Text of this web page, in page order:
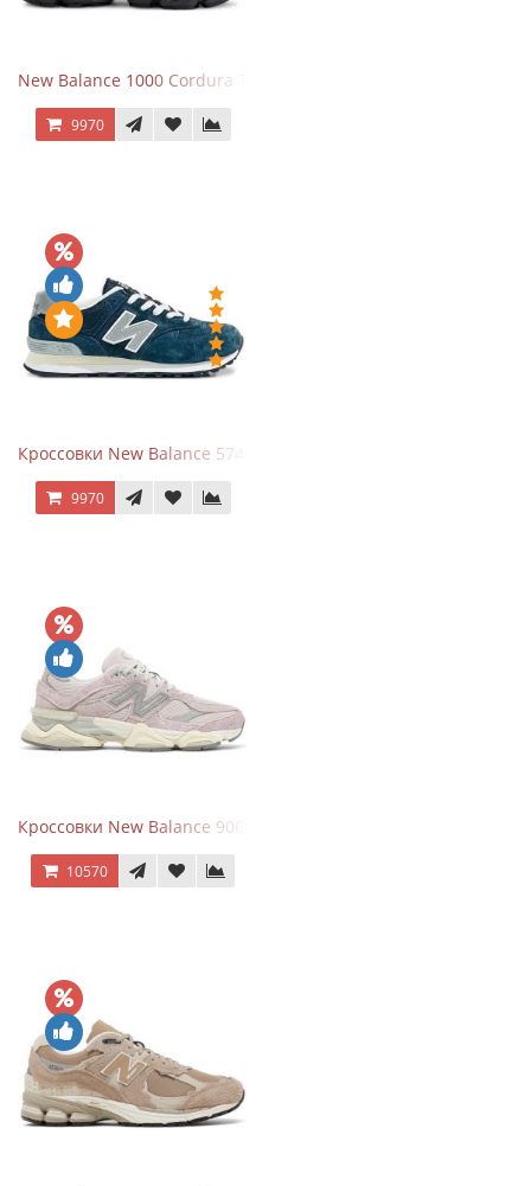
New Balance 1000 Cordura Trainers Black Cement
9970
Кроссовки New Balance 574 Navy Grey
9970
Кроссовки New Balance 9060 December Sky
10570